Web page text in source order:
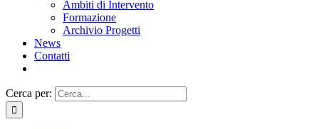
Ambiti di Intervento
Formazione
Archivio Progetti
News
Contatti
Cerca per: